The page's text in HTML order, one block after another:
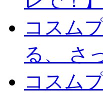
コスム
る、 さ
コスム